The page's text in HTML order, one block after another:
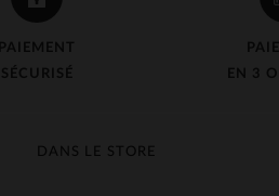
PAIEMENT
SÉCURISÉ
EN 3
DANS LE STORE